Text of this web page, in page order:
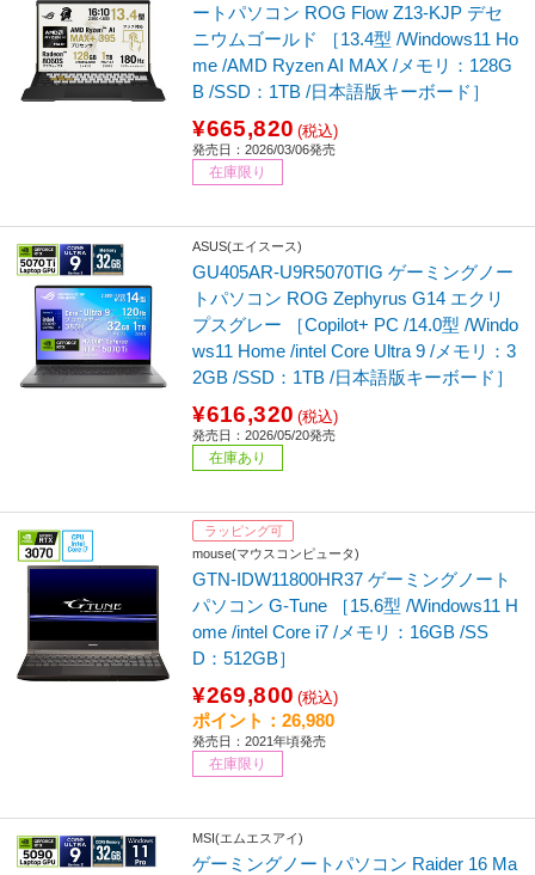
ートパソコン ROG Flow Z13-KJP デセ
ニウムゴールド ［13.4型 /Windows11 Ho
me /AMD Ryzen AI MAX /メモリ：128G
B /SSD：1TB /日本語版キーボード］
¥665,820 (税込)
発売日：2026/03/06発売
在庫限り
ASUS(エイスース)
GU405AR-U9R5070TIG ゲーミングノー
トパソコン ROG Zephyrus G14 エクリ
プスグレー ［Copilot+ PC /14.0型 /Windo
ws11 Home /intel Core Ultra 9 /メモリ：3
2GB /SSD：1TB /日本語版キーボード］
¥616,320 (税込)
発売日：2026/05/20発売
在庫あり
ラッピング可
mouse(マウスコンピュータ)
GTN-IDW11800HR37 ゲーミングノート
パソコン G-Tune ［15.6型 /Windows11 H
ome /intel Core i7 /メモリ：16GB /SS
D：512GB］
¥269,800 (税込)
ポイント：26,980
発売日：2021年頃発売
在庫限り
MSI(エムエスアイ)
ゲーミングノートパソコン Raider 16 Ma